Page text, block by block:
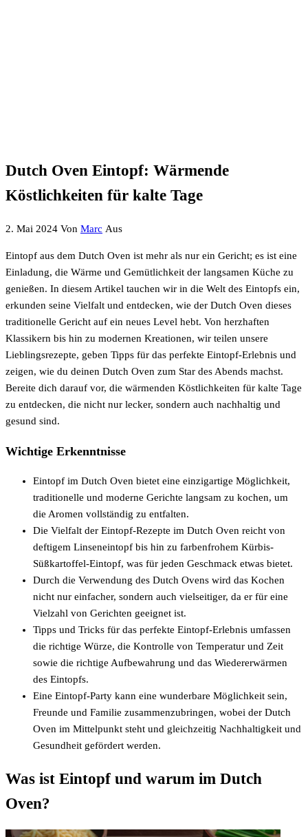
Dutch Oven Eintopf: Wärmende
Köstlichkeiten für kalte Tage
2. Mai 2024 Von Marc Aus
Eintopf aus dem Dutch Oven ist mehr als nur ein Gericht; es ist eine
Einladung, die Wärme und Gemütlichkeit der langsamen Küche zu
genießen. In diesem Artikel tauchen wir in die Welt des Eintopfs ein,
erkunden seine Vielfalt und entdecken, wie der Dutch Oven dieses
traditionelle Gericht auf ein neues Level hebt. Von herzhaften
Klassikern bis hin zu modernen Kreationen, wir teilen unsere
Lieblingsrezepte, geben Tipps für das perfekte Eintopf-Erlebnis und
zeigen, wie du deinen Dutch Oven zum Star des Abends machst.
Bereite dich darauf vor, die wärmenden Köstlichkeiten für kalte Tage
zu entdecken, die nicht nur lecker, sondern auch nachhaltig und
gesund sind.
Wichtige Erkenntnisse
Eintopf im Dutch Oven bietet eine einzigartige Möglichkeit,
traditionelle und moderne Gerichte langsam zu kochen, um
die Aromen vollständig zu entfalten.
Die Vielfalt der Eintopf-Rezepte im Dutch Oven reicht von
deftigem Linseneintopf bis hin zu farbenfrohem Kürbis-
Süßkartoffel-Eintopf, was für jeden Geschmack etwas bietet.
Durch die Verwendung des Dutch Ovens wird das Kochen
nicht nur einfacher, sondern auch vielseitiger, da er für eine
Vielzahl von Gerichten geeignet ist.
Tipps und Tricks für das perfekte Eintopf-Erlebnis umfassen
die richtige Würze, die Kontrolle von Temperatur und Zeit
sowie die richtige Aufbewahrung und das Wiedererwärmen
des Eintopfs.
Eine Eintopf-Party kann eine wunderbare Möglichkeit sein,
Freunde und Familie zusammenzubringen, wobei der Dutch
Oven im Mittelpunkt steht und gleichzeitig Nachhaltigkeit und
Gesundheit gefördert werden.
Was ist Eintopf und warum im Dutch
Oven?